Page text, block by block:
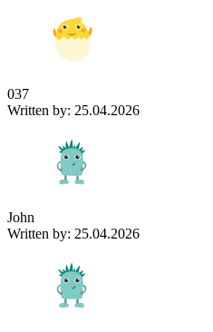
037
Written by: 25.04.2026
John
Written by: 25.04.2026